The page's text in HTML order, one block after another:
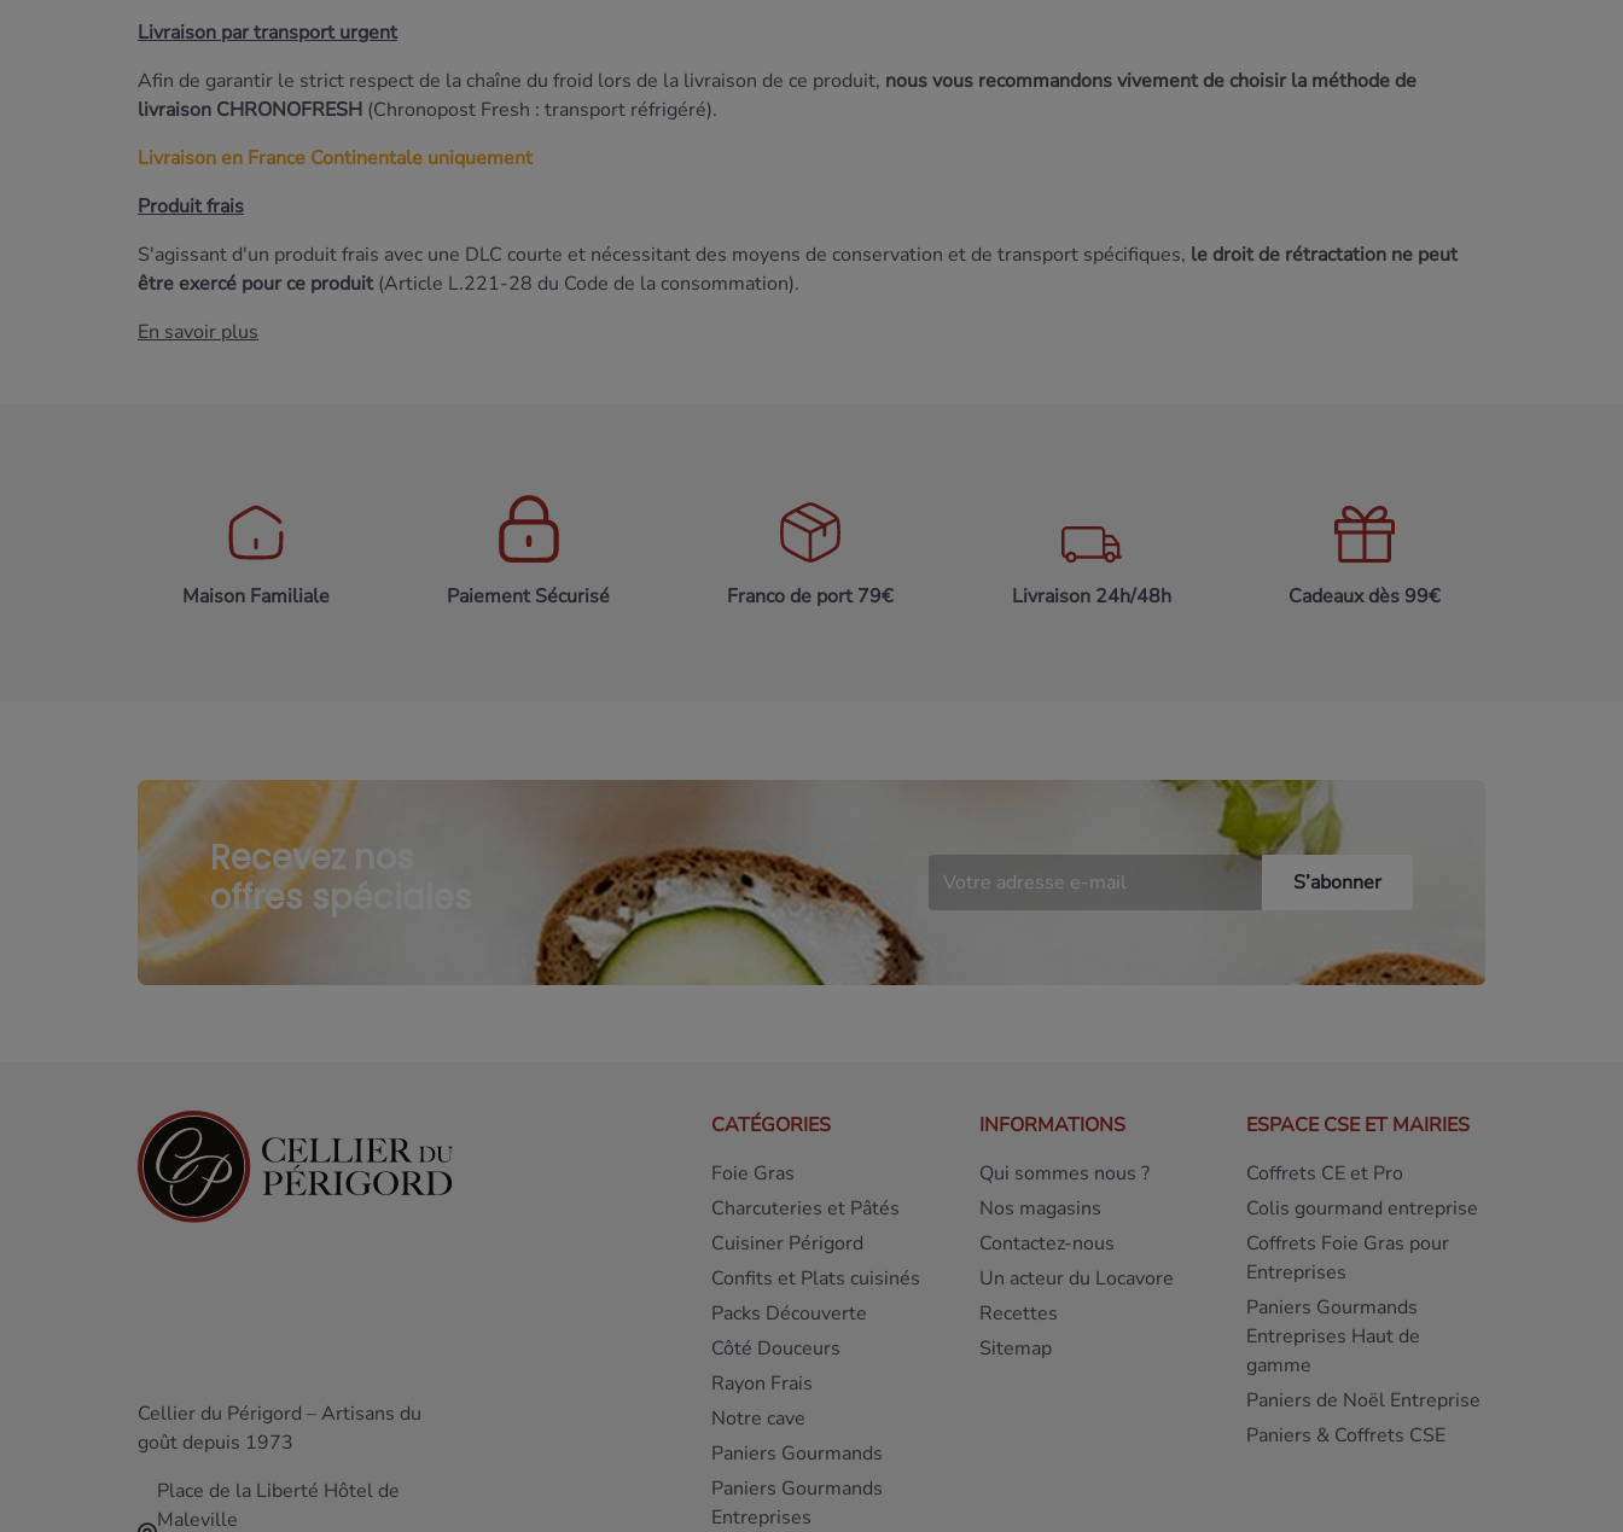
Livraison par transport urgent
Afin de garantir le strict respect de la chaîne du froid lors de la livraison de ce produit, nous vous recommandons vivement de choisir la méthode de
livraison CHRONOFRESH (Chronopost Fresh : transport réfrigéré).
Livraison en France Continentale uniquement
Produit frais
S'agissant d'un produit frais avec une DLC courte et nécessitant des moyens de conservation et de transport spécifiques, le droit de rétractation ne peut
être exercé pour ce produit(Article L.221-28 du Code de la consommation).
En savoir plus
Maison Familiale Paiement Sécurisé Franco de port 79€ Livraison 24h/48h Cadeaux dès 99€
Recevez nos
offres spéciales
Cellier du Périgord – Artisans du
goût depuis 1973
Place de la Liberté Hôtel de
Maleville
CATÉGORIES
Foie Gras
Charcuteries et Pâtés
Cuisiner Périgord
Confits et Plats cuisinés
Packs Découverte
Côté Douceurs
Rayon Frais
Notre cave
Paniers Gourmands
Paniers Gourmands
Entreprises
INFORMATIONS
Qui sommes nous ?
Nos magasins
Contactez-nous
Un acteur du Locavore
Recettes
Sitemap
ESPACE CSE ET MAIRIES
Coffrets CE et Pro
Colis gourmand entreprise
Coffrets Foie Gras pour
Entreprises
Paniers Gourmands
Entreprises Haut de
gamme
Paniers de Noël Entreprise
Paniers & Coffrets CSE